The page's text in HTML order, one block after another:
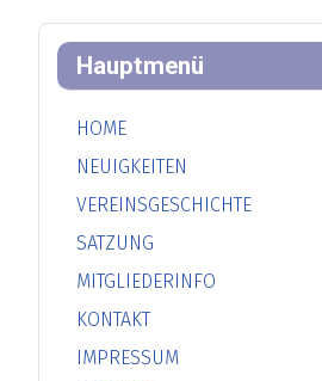
Hauptmenü
HOME
NEUIGKEITEN
VEREINSGESCHICHTE
SATZUNG
MITGLIEDERINFO
KONTAKT
IMPRESSUM